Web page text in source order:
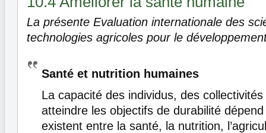
La présente Evaluation internationale des
technologies agricoles pour le
Santé et nutrition humaines
La capacité des individus, des
atteindre les objectifs de durabilité
existent entre la santé, la nutrition,